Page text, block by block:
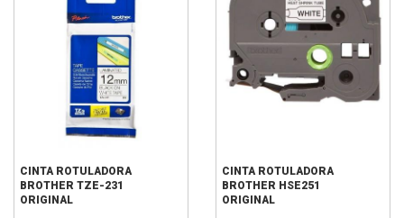
CINTA ROTULADORA
BROTHER TZE-231
ORIGINAL
CINTA ROTULADORA
BROTHER HSE251
ORIGINAL